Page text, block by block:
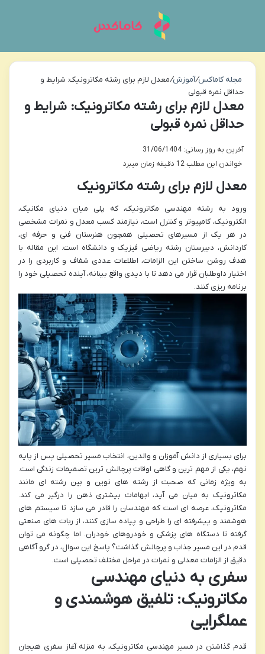
مجله کاماکس/آموزش/معدل لازم برای رشته مکاترونیک: شرایط و
حداقل نمره قبولی
معدل لازم برای رشته مکاترونیک: شرایط و
حداقل نمره قبولی
آخرین به روز رسانی: 31/06/1404
خواندن این مطلب 12 دقیقه زمان میبرد
معدل لازم برای رشته مکاترونیک
ورود به رشته مهندسی مکاترونیک، که پلی میان دنیای مکانیک،
الکترونیک، کامپیوتر و کنترل است، نیازمند کسب معدل و نمرات مشخصی
در هر یک از مسیرهای تحصیلی همچون هنرستان فنی و حرفه ای،
کاردانش، دبیرستان رشته ریاضی فیزیک و دانشگاه است. این مقاله با
هدف روشن ساختن این الزامات، اطلاعات عددی شفاف و کاربردی را در
اختیار داوطلبان قرار می دهد تا با دیدی واقع بینانه، آینده تحصیلی خود را
برنامه ریزی کنند.
برای بسیاری از دانش آموزان و والدین، انتخاب مسیر تحصیلی پس از پایه
نهم، یکی از مهم ترین و گاهی اوقات پرچالش ترین تصمیمات زندگی است.
به ویژه زمانی که صحبت از رشته های نوین و بین رشته ای مانند
مکاترونیک به میان می آید، ابهامات بیشتری ذهن را درگیر می کند.
مکاترونیک، عرصه ای است که مهندسان را قادر می سازد تا سیستم های
هوشمند و پیشرفته ای را طراحی و پیاده سازی کنند، از ربات های صنعتی
گرفته تا دستگاه های پزشکی و خودروهای خودران. اما چگونه می توان
قدم در این مسیر جذاب و پرچالش گذاشت؟ پاسخ این سوال، در گرو آگاهی
دقیق از الزامات معدلی و نمرات در مراحل مختلف تحصیلی است.
سفری به دنیای مهندسی
مکاترونیک: تلفیق هوشمندی و
عملگرایی
قدم گذاشتن در مسیر مهندسی مکاترونیک، به منزله آغاز سفری هیجان